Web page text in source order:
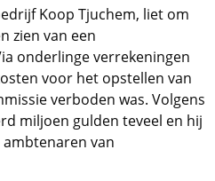
Koop Tjuchem, liet om
zien van een
onderlinge verrekeningen
voor het opstellen van
verboden was. Volgens
miljoen gulden teveel en hij
van